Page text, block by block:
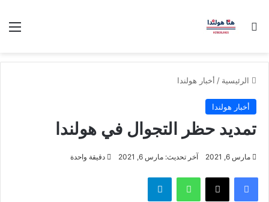
بحث عن
الرئيسية / أخبار هولندا
أخبار هولندا
تمديد حظر التجوال في هولندا
مارس 6, 2021 آخر تحديث: مارس 6, 2021 دقيقة واحدة
فيسبوك ‫X واتساب تيلقرام